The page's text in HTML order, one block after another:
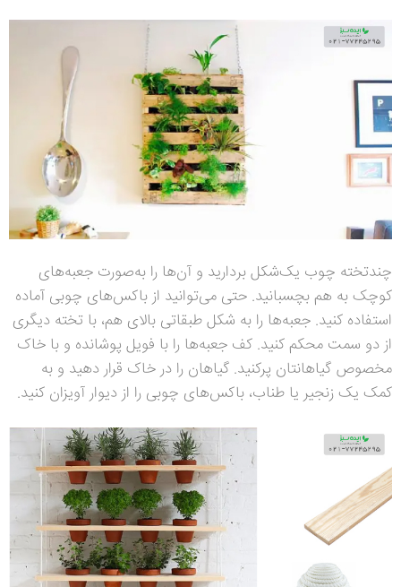
چندتخته چوب یک‌شکل بردارید و آن‌ها را به‌صورت جعبه‌های
کوچک به هم بچسبانید. حتی می‌توانید از باکس‌های چوبی آماده
استفاده کنید. جعبه‌ها را به شکل طبقاتی بالای هم، با تخته دیگری
از دو سمت محکم کنید. کف جعبه‌ها را با فویل پوشانده و با خاک
مخصوص گیاهانتان پرکنید. گیاهان را در خاک قرار دهید و به
کمک یک زنجیر یا طناب، باکس‌های چوبی را از دیوار آویزان کنید.